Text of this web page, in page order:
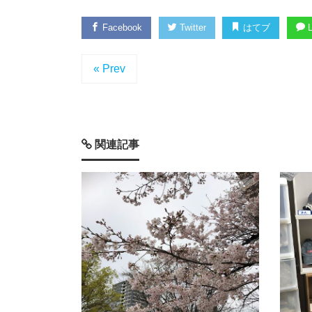
Facebook Twitter はてブ
« Prev
関連記事